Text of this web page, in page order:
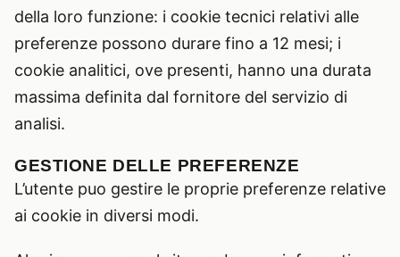
della loro funzione: i cookie tecnici relativi alle
preferenze possono durare fino a 12 mesi; i
cookie analitici, ove presenti, hanno una durata
massima definita dal fornitore del servizio di
analisi.
GESTIONE DELLE PREFERENZE
L’utente puo gestire le proprie preferenze relative
ai cookie in diversi modi.